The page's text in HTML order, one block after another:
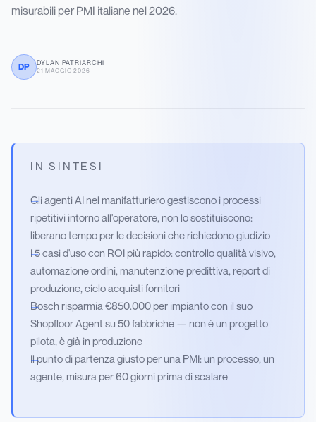
misurabili per PMI italiane nel 2026.
DP DYLAN PATRIARCHI
21 MAGGIO 2026
IN SINTESI
Gli agenti AI nel manifatturiero gestiscono i processi
ripetitivi intorno all'operatore, non lo sostituiscono:
liberano tempo per le decisioni che richiedono giudizio
I 5 casi d'uso con ROI più rapido: controllo qualità visivo,
automazione ordini, manutenzione predittiva, report di
produzione, ciclo acquisti fornitori
Bosch risparmia €850.000 per impianto con il suo
Shopfloor Agent su 50 fabbriche — non è un progetto
pilota, è già in produzione
Il punto di partenza giusto per una PMI: un processo, un
agente, misura per 60 giorni prima di scalare